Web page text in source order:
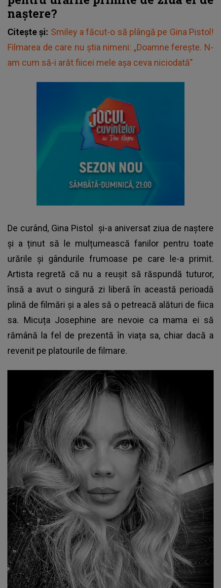
naștere?
Citește și: Smiley a făcut-o să plângă pe Gina Pistol!
Filmarea de care nu știa nimeni: „Doamne ferește. N-
am cum să-i arăt fiicei mele așa ceva niciodată”
De curând, Gina Pistol
și-a aniversat ziua de naștere
și a ținut să le mulțumească fanilor pentru toate
urările și gândurile frumoase pe care le-a primit.
Artista regretă că nu a reușit să răspundă tuturor,
însă a avut o singură zi liberă în această perioadă
plină de filmări și a ales să o petreacă alături de fiica
sa. Micuța Josephine are nevoie ca mama ei să
rămână la fel de prezentă în viața sa, chiar dacă a
revenit pe platourile de filmare.